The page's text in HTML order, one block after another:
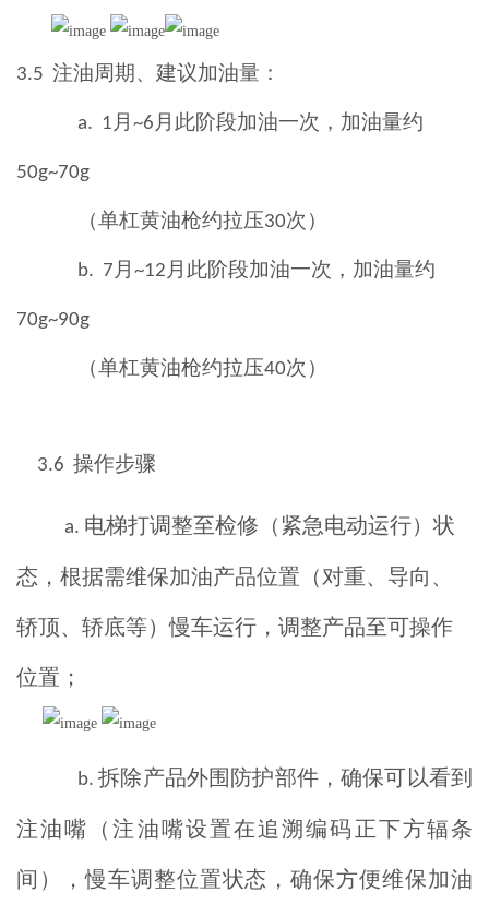
3.5 注油周期、 建议加油量 ：
a. 1 月 ~6 月此阶段加油一次，加油量约
50g~70g
（单杠黄油枪约拉压30次）
b. 7 月 ~12 月此阶段加油一次，加油量约
70g~90g
（单杠黄油枪约拉压40次）
3.6 操作步骤
a. 电梯打调整至检修 （ 紧急电动运行） 状
态 ， 根据需维保加油产品位置（对重、导向、
轿顶、轿底等）慢车运行，调整产品至可操作
位置；
b.拆除产品外围防护部件，确保可以看到
注油嘴（注油嘴设置在追溯编码正下方辐条
间），慢车调整位置状态，确保方便维保加油